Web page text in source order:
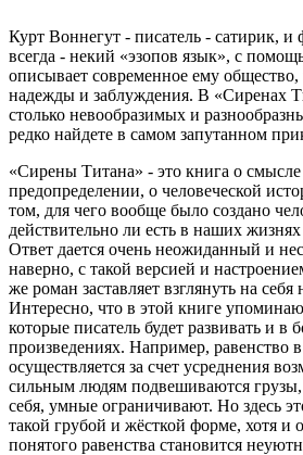
Курт Воннегут - писатель - сатирик, и
всегда - некий «эзопов язык», с
описывает современное ему общество,
надежды и заблуждения. В «Сиренах
столько невообразимых и
редко найдете в самом запутанном
«Сирены Титана» - это книга о
предопределении, о человеческой
том, для чего вообще было создано
действительно ли есть в наших
Ответ дается очень неожиданный и
наверно, с такой версией и
же роман заставляет взглянуть на
Интересно, что в этой книге
которые писатель будет развивать и в
произведениях. Например, равенство
осуществляется за счет усреднения
сильным людям подвешиваются
себя, умные ограничивают. Но здесь
такой грубой и жёсткой форме, хотя и
понятого равенства становится